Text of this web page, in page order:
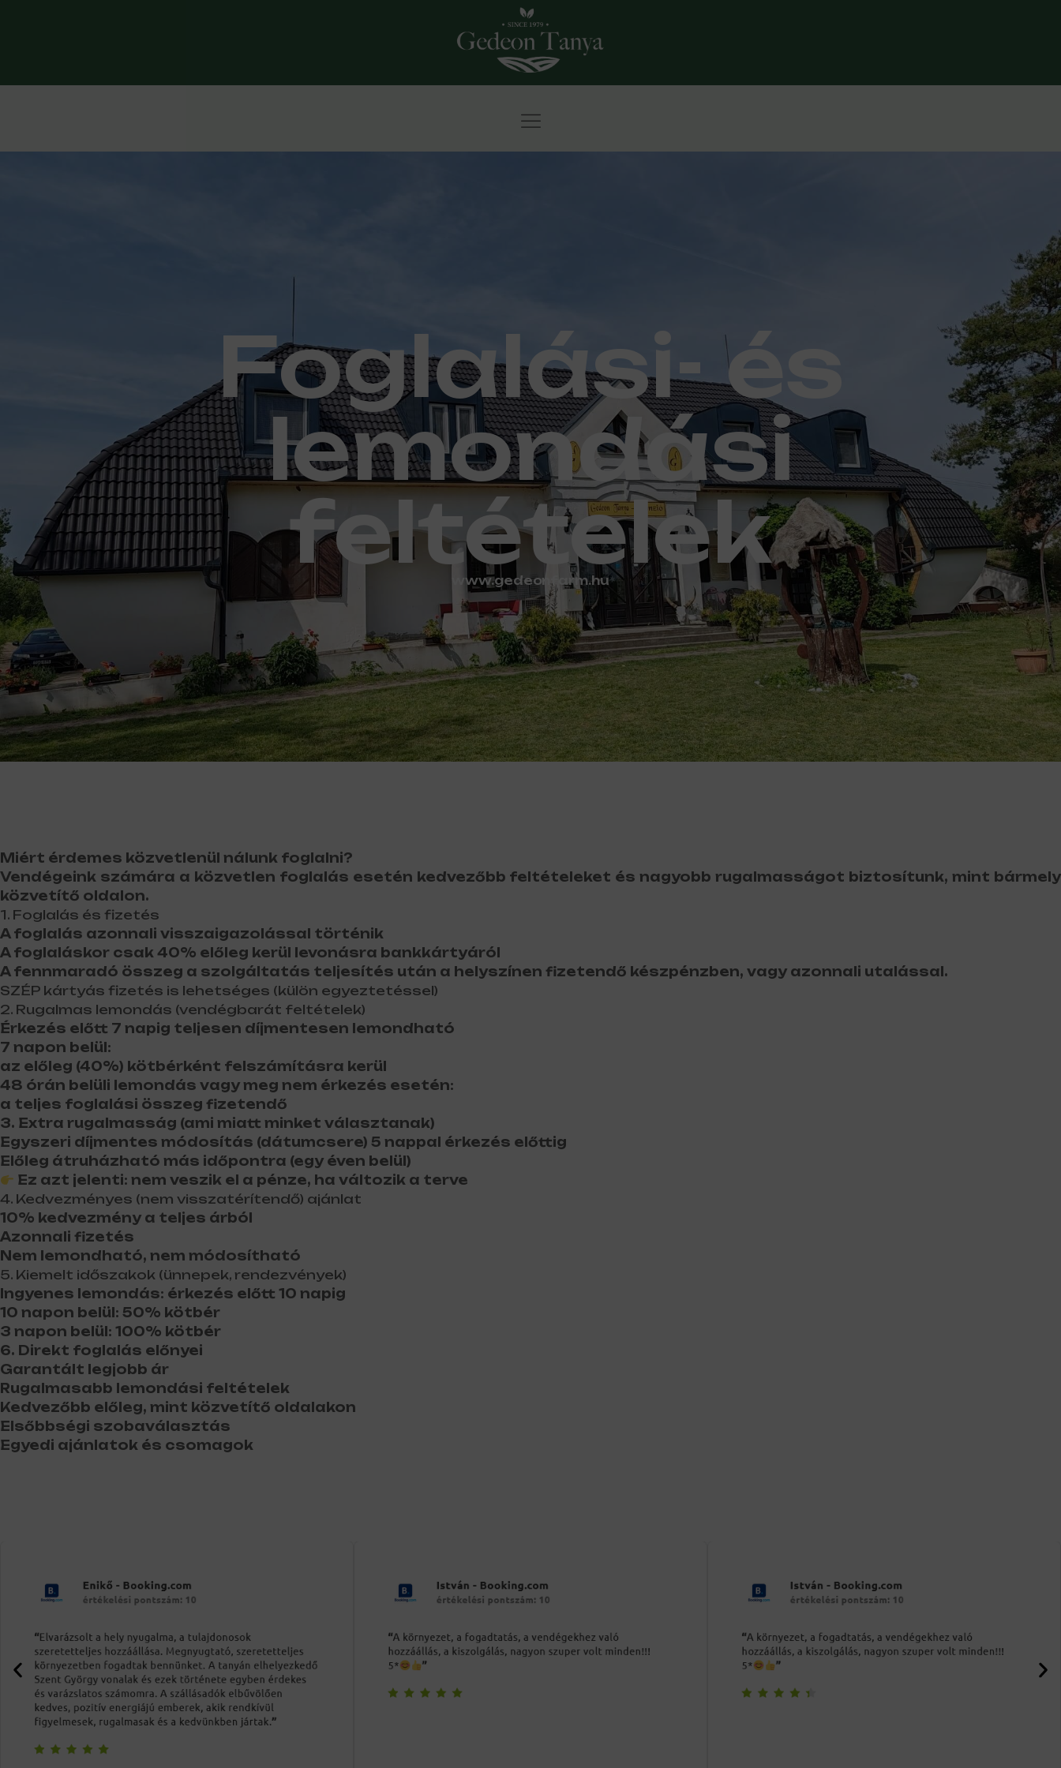
Foglalási- és
lemondási
feltételek
www.gedeonfarm.hu
Miért érdemes közvetlenül nálunk foglalni?
Vendégeink számára a közvetlen foglalás esetén kedvezőbb feltételeket és nagyobb rugalmasságot biztosítunk, mint bármely
közvetítő oldalon.
1. Foglalás és fizetés
A foglalás azonnali visszaigazolással történik
A foglaláskor csak 40% előleg kerül levonásra bankkártyáról
A fennmaradó összeg a szolgáltatás teljesítés után a helyszínen fizetendő készpénzben, vagy azonnali utalással.
SZÉP kártyás fizetés is lehetséges (külön egyeztetéssel)
2. Rugalmas lemondás (vendégbarát feltételek)
Érkezés előtt 7 napig teljesen díjmentesen lemondható
7 napon belül:
az előleg (40%) kötbérként felszámításra kerül
48 órán belüli lemondás vagy meg nem érkezés esetén:
a teljes foglalási összeg fizetendő
3. Extra rugalmasság (ami miatt minket választanak)
Egyszeri díjmentes módosítás (dátumcsere) 5 nappal érkezés előttig
Előleg átruházható más időpontra (egy éven belül)
Ez azt jelenti: nem veszik el a pénze, ha változik a terve
4. Kedvezményes (nem visszatérítendő) ajánlat
10% kedvezmény a teljes árból
Azonnali fizetés
Nem lemondható, nem módosítható
5. Kiemelt időszakok (ünnepek, rendezvények)
Ingyenes lemondás: érkezés előtt 10 napig
10 napon belül: 50% kötbér
3 napon belül: 100% kötbér
6. Direkt foglalás előnyei
Garantált legjobb ár
Rugalmasabb lemondási feltételek
Kedvezőbb előleg, mint közvetítő oldalakon
Elsőbbségi szobaválasztás
Egyedi ajánlatok és csomagok